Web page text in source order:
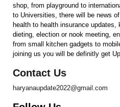
shop, from playground to
to Universities, there will be news
health to health insurance
dieting, election or nook meeting,
from small kitchen gadgets to
joining us you will be definitly get
Contact Us
haryanaupdate2022@gmail.com